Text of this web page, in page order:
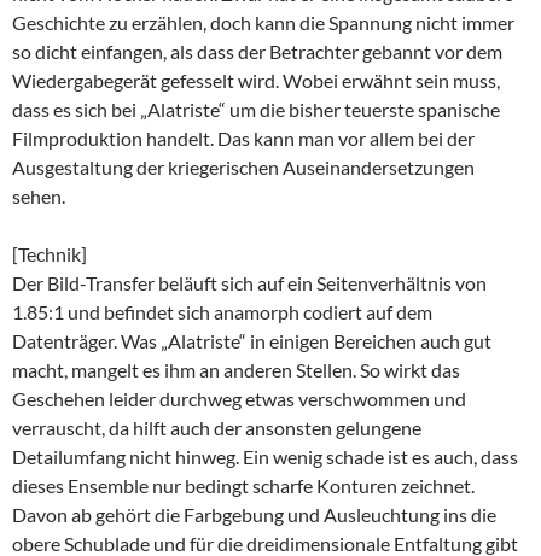
Geschichte zu erzählen, doch kann die Spannung nicht immer
so dicht einfangen, als dass der Betrachter gebannt vor dem
Wiedergabegerät gefesselt wird. Wobei erwähnt sein muss,
dass es sich bei „Alatriste“ um die bisher teuerste spanische
Filmproduktion handelt. Das kann man vor allem bei der
Ausgestaltung der kriegerischen Auseinandersetzungen
sehen.
[Technik]
Der Bild-Transfer beläuft sich auf ein Seitenverhältnis von
1.85:1 und befindet sich anamorph codiert auf dem
Datenträger. Was „Alatriste“ in einigen Bereichen auch gut
macht, mangelt es ihm an anderen Stellen. So wirkt das
Geschehen leider durchweg etwas verschwommen und
verrauscht, da hilft auch der ansonsten gelungene
Detailumfang nicht hinweg. Ein wenig schade ist es auch, dass
dieses Ensemble nur bedingt scharfe Konturen zeichnet.
Davon ab gehört die Farbgebung und Ausleuchtung ins die
obere Schublade und für die dreidimensionale Entfaltung gibt